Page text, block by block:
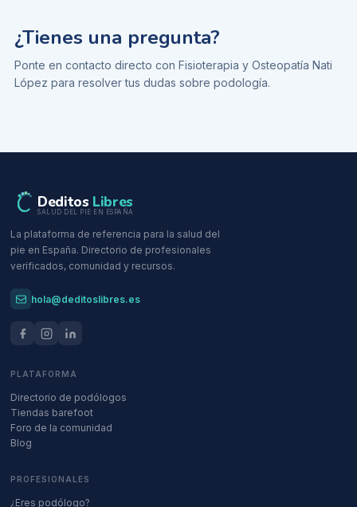
¿Tienes una pregunta?
Ponte en contacto directo con Fisioterapia y Osteopatía Nati
López para resolver tus dudas sobre podología.
Deditos Libres
SALUD DEL PIE EN ESPAÑA
La plataforma de referencia para la salud del
pie en España. Directorio de profesionales
verificados, comunidad y recursos.
hola@deditoslibres.es
PLATAFORMA
Directorio de podólogos
Tiendas barefoot
Foro de la comunidad
Blog
PROFESIONALES
¿Eres podólogo?